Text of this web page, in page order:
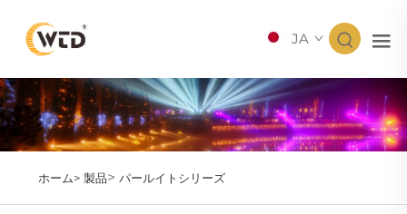
JA
ホーム> 製品> パールイトシリーズ